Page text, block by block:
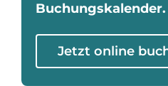
Buchungskalender.
Jetzt online